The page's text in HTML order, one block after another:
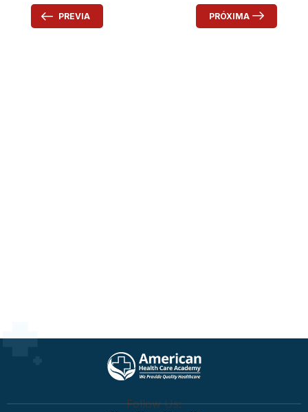
PRÓXIMA
PREVIA
Follow Us: